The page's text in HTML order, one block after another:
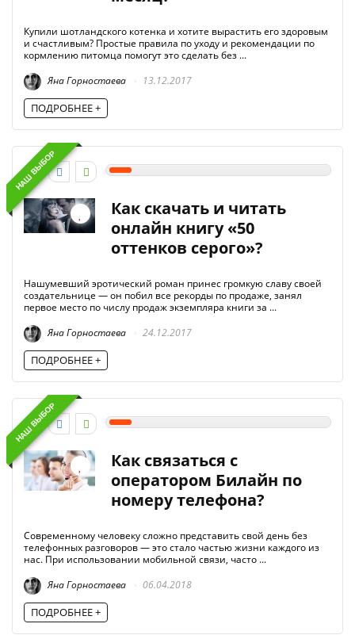
Купили шотландского котенка и хотите вырастить его здоровым
и счастливым? Простые правила по уходу и рекомендации по
кормлению питомца помогут это сделать без ...
Яна Горностаева
13.12.2017
ПОДРОБНЕЕ +
НАШ ВЫБОР
1
Как скачать и читать
онлайн книгу «50
оттенков серого»?
Нашумевший эротический роман принес громкую славу своей
создательнице — он побил все рекорды по продаже, занял
первое место по числу продаж экземпляра книги за ...
Яна Горностаева
24.12.2017
ПОДРОБНЕЕ +
НАШ ВЫБОР
1
Как связаться с
оператором Билайн по
номеру телефона?
Современному человеку сложно представить свой день без
телефонных разговоров — это стало частью жизни каждого из
нас. При использовании мобильной связи, часто ...
Яна Горностаева
06.04.2018
ПОДРОБНЕЕ +